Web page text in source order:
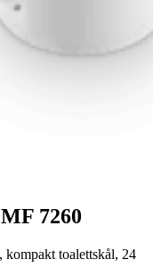
7260
kompakt toalettskål, 24